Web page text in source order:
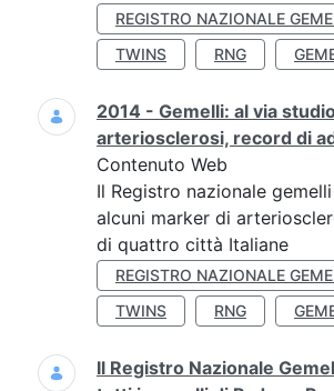
REGISTRO NAZIONALE
TWINS
RNG
2014 - Gemelli: al via
arteriosclerosi, record di
Contenuto Web
Il Registro nazionale gemelli
alcuni marker di
di quattro città Italiane
REGISTRO NAZIONALE
TWINS
RNG
Il Registro Nazionale